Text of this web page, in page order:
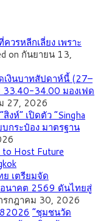
วรหลีกเลี่ยง เพราะ
on กันยายน 13,
เงินบาทสัปดาห์นี้ (27–
34.00 มองเฟด
27, 2026
“สิงห์” เปิดตัว “Singha
กระป๋อง มาตรฐาน
ย เตรียมจัด
นาคต 2569 ดันไทยสู่
รกฎาคม 30, 2026
”ชุมชนวัด